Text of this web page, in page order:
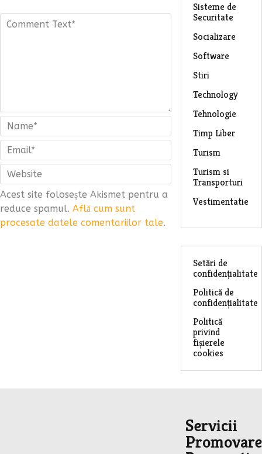
Acest site folosește Akismet pentru a
reduce spamul. Află cum sunt
procesate datele comentariilor tale.
Sisteme de
Securitate
Socializare
Software
Stiri
Technology
Tehnologie
Timp Liber
Turism
Turism si
Transporturi
Vestimentatie
Setări de
confidențialitate
Politică de
confidențialitate
Politică
privind
fișierele
cookies
Servicii
Promovare